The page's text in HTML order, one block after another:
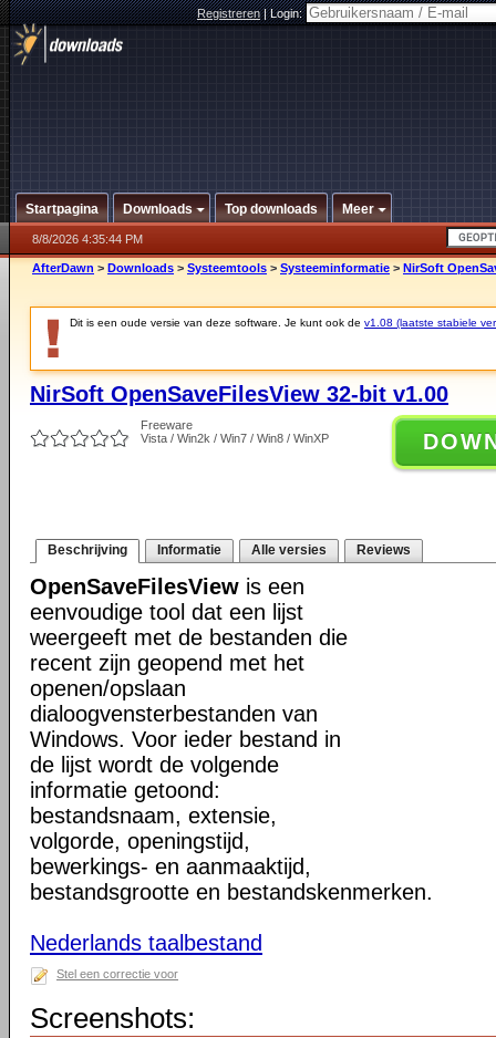
Registreren|Login:
Startpagina Downloads Top downloads Meer
8/8/2026 4:35:44 PM
AfterDawn > Downloads > Systeemtools > Systeeminformatie > NirSoft
Dit is een oude versie van deze software. Je kunt ook de v1.08 (laatste stabiele
NirSoft OpenSaveFilesView 32-bit v1.00
Freeware
Vista / Win2k / Win7 / Win8 / WinXP
Beschrijving Informatie Alle versies Reviews
OpenSaveFilesView is een
eenvoudige tool dat een lijst
weergeeft met de bestanden die
recent zijn geopend met het
openen/opslaan
dialoogvensterbestanden van
Windows. Voor ieder bestand in
de lijst wordt de volgende
informatie getoond:
bestandsnaam, extensie,
volgorde, openingstijd,
bewerkings- en aanmaaktijd,
bestandsgrootte en bestandskenmerken.
Nederlands taalbestand
Stel een correctie voor
Screenshots: